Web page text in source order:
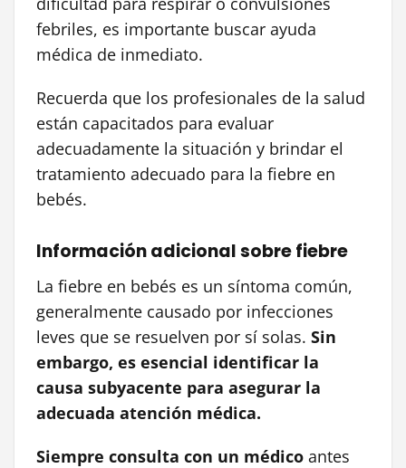
febriles, es importante buscar ayuda
médica de inmediato.
Recuerda que los profesionales de la salud
están capacitados para evaluar
adecuadamente la situación y brindar el
tratamiento adecuado para la fiebre en
bebés.
Información adicional sobre fiebre
La fiebre en bebés es un síntoma común,
generalmente causado por infecciones
leves que se resuelven por sí solas. Sin
embargo, es esencial identificar la
causa subyacente para asegurar la
adecuada atención médica.
Siempre consulta con un médico antes